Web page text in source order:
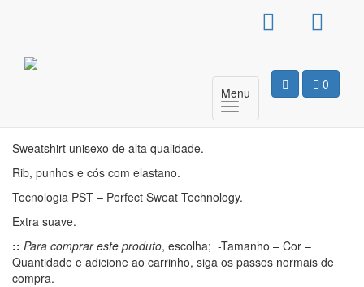
0
Menu
Sweat Sem Capuz
Unissexo – AC/DC
Sweatshirt unisexo de alta qualidade.
Rib, punhos e cós com elastano.
Tecnologia PST – Perfect Sweat Technology.
Extra suave.
:: Para comprar este produto, escolha; -Tamanho – Cor –
Quantidade e adicione ao carrinho, siga os passos normais de
compra.